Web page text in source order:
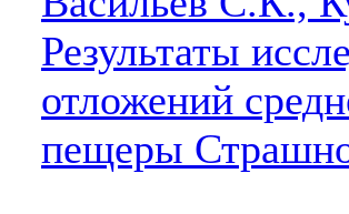
Результаты
отложений
пещеры